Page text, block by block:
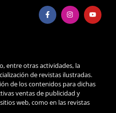
entre otras actividades, la
de revistas ilustradas.
de los contenidos para dichas
ventas de publicidad y
web, como en las revistas